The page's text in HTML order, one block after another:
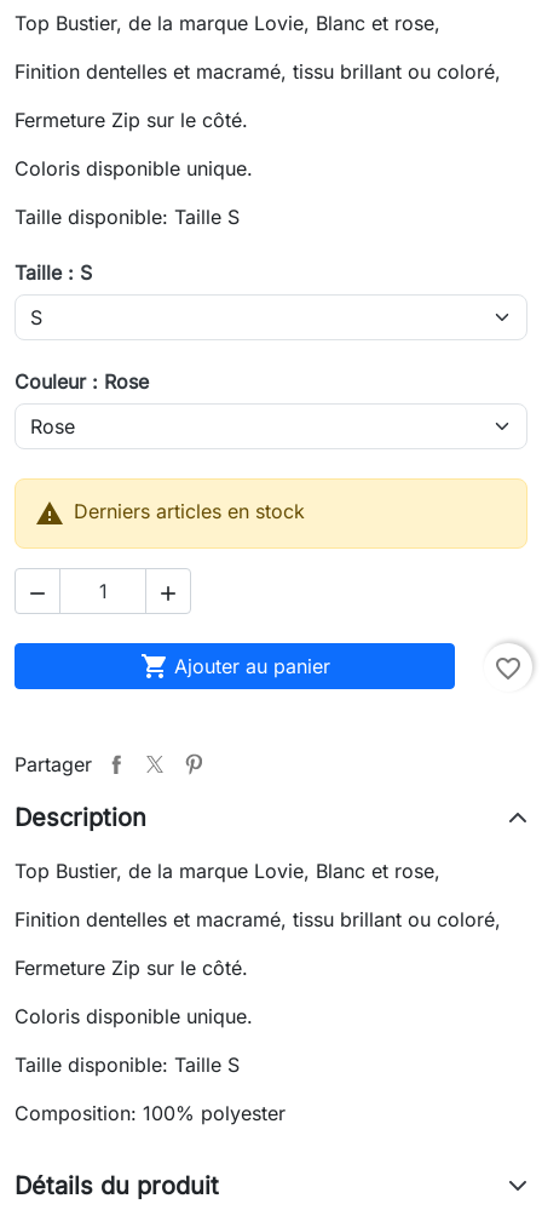
Top Bustier, de la marque Lovie, Blanc et rose,
Finition dentelles et macramé, tissu brillant ou coloré,
Fermeture Zip sur le côté.
Coloris disponible unique.
Taille disponible: Taille S
Taille : S
Couleur : Rose
 Derniers articles en stock
 
 Ajouter au panier favorite_border
Partager
Description
Top Bustier, de la marque Lovie, Blanc et rose,
Finition dentelles et macramé, tissu brillant ou coloré,
Fermeture Zip sur le côté.
Coloris disponible unique.
Taille disponible: Taille S
Composition: 100% polyester
Détails du produit